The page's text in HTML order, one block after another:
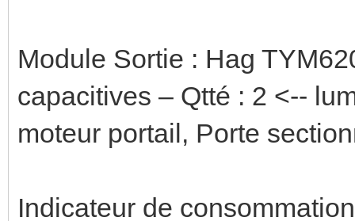
Module Sortie : Hag
capacitives – Qtté : 2 <--
moteur portail, Porte
Indicateur de